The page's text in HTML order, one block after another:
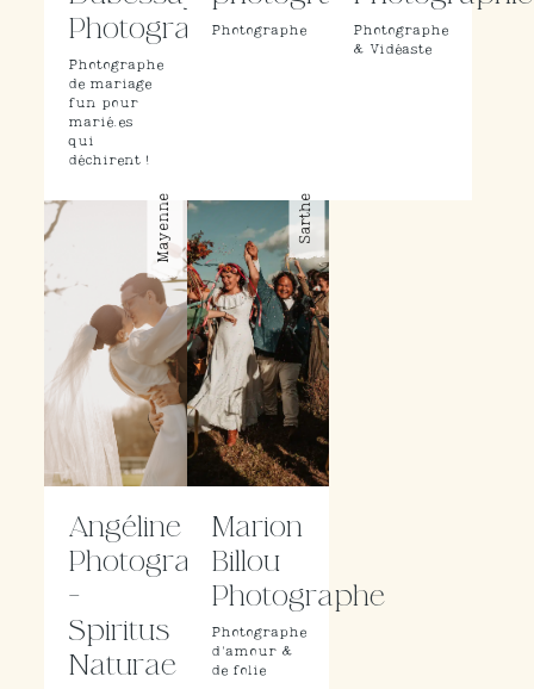
Photographe
Photographe
de mariage
fun pour
marié.es
qui
déchirent !
Photographe
Photographe
& Vidéaste
Mayenne
Angéline
Photographie
-
Spiritus
Naturae
Sarthe
Marion
Billou
Photographe
Photographe
d'amour &
de folie